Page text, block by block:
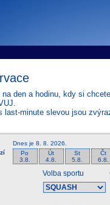
na den a hodinu, kdy si
last-minute slevou jsou
Dnes je8. 8. 2026
Po
3.8.
Út
4.8.
St
5.8.
Čt
6.8.
Volba sportu